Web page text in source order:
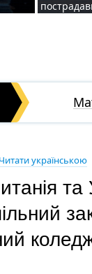
Читати українською